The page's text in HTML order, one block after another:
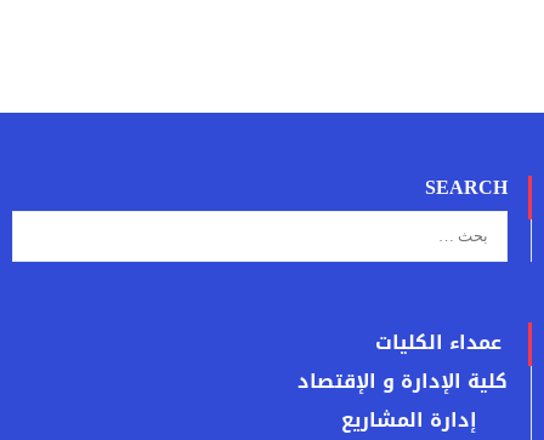
SEARCH
عمداء الكليات
كلية الإدارة و الإقتصاد
إدارة المشاريع